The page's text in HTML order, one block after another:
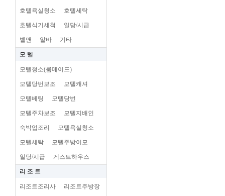
호텔욕실청소 호텔세탁
호텔식기세척 일당/시급
벨맨 알바 기타
모 텔
모텔청소(룸메이드)
모텔당번보조 모텔캐셔
모텔베팅 모텔당번
모텔주차보조 모텔지배인
숙박업조리 모텔욕실청소
모텔세탁 모텔주방이모
일당/시급 게스트하우스
리 조 트
리조트조리사 리조트주방장